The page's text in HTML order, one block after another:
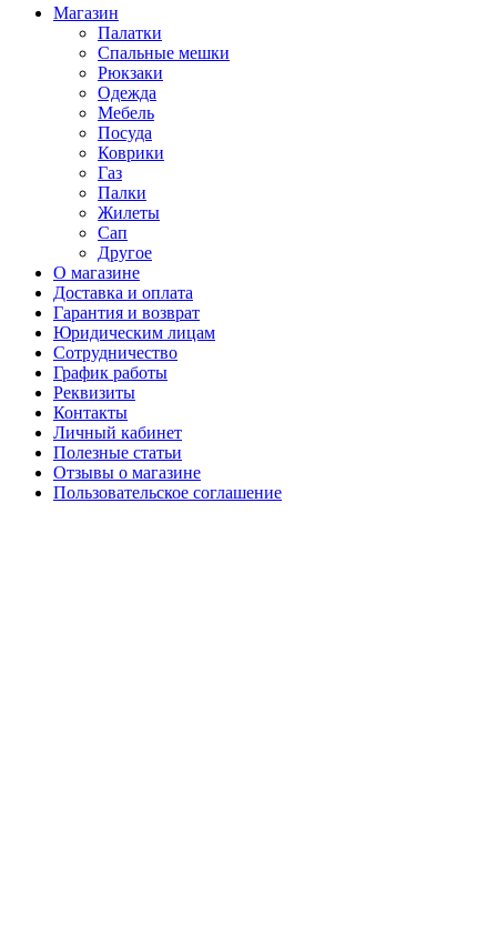
Магазин
Палатки
Спальные мешки
Рюкзаки
Одежда
Мебель
Посуда
Коврики
Газ
Палки
Жилеты
Сап
Другое
О магазине
Доставка и оплата
Гарантия и возврат
Юридическим лицам
Сотрудничество
График работы
Реквизиты
Контакты
Личный кабинет
Полезные статьи
Отзывы о магазине
Пользовательское соглашение